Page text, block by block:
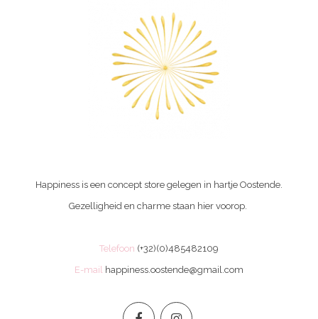
Happiness is een concept store gelegen in hartje Oostende.
Gezelligheid en charme staan hier voorop.
Telefoon (+32)(0)485482109
E-mail happiness.oostende@gmail.com